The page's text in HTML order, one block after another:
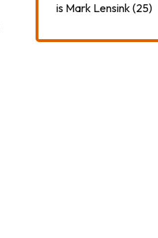
is Mark Lensink (25)